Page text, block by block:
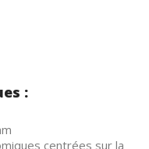
:
centrées sur la